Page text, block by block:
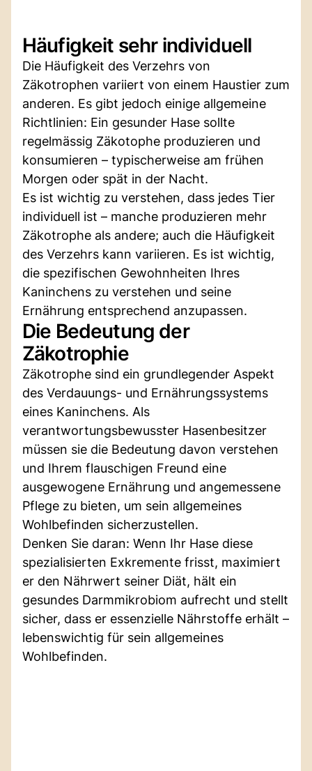
Häufigkeit sehr individuell
Die Häufigkeit des Verzehrs von
Zäkotrophen variiert von einem Haustier zum
anderen. Es gibt jedoch einige allgemeine
Richtlinien: Ein gesunder Hase sollte
regelmässig Zäkotophe produzieren und
konsumieren – typischerweise am frühen
Morgen oder spät in der Nacht.
Es ist wichtig zu verstehen, dass jedes Tier
individuell ist – manche produzieren mehr
Zäkotrophe als andere; auch die Häufigkeit
des Verzehrs kann variieren. Es ist wichtig,
die spezifischen Gewohnheiten Ihres
Kaninchens zu verstehen und seine
Ernährung entsprechend anzupassen.
Die Bedeutung der
Zäkotrophie
Zäkotrophe sind ein grundlegender Aspekt
des Verdauungs- und Ernährungssystems
eines Kaninchens. Als
verantwortungsbewusster Hasenbesitzer
müssen sie die Bedeutung davon verstehen
und Ihrem flauschigen Freund eine
ausgewogene Ernährung und angemessene
Pflege zu bieten, um sein allgemeines
Wohlbefinden sicherzustellen.
Denken Sie daran: Wenn Ihr Hase diese
spezialisierten Exkremente frisst, maximiert
er den Nährwert seiner Diät, hält ein
gesundes Darmmikrobiom aufrecht und stellt
sicher, dass er essenzielle Nährstoffe erhält –
lebenswichtig für sein allgemeines
Wohlbefinden.